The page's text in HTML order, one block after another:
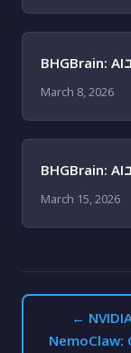
BHGBrain: AI
March 8, 2026
BHGBrain: AI
March 15, 2026
←
NemoClaw: